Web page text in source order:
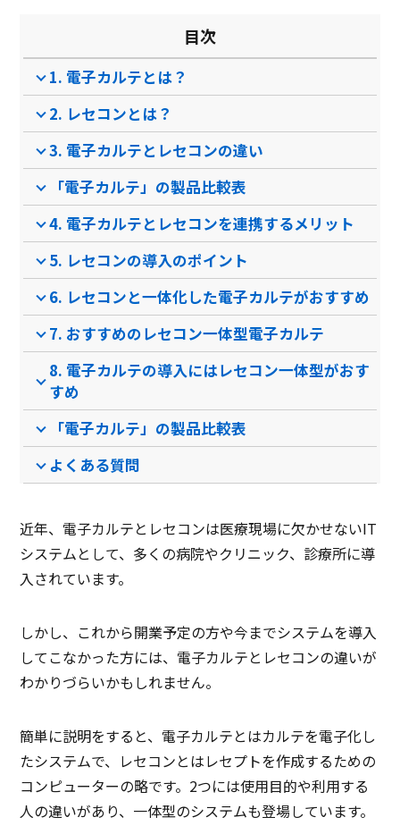
データ連携
実施歴参照機能
製品名
サービス資料
無料ダウンロード
ソフト種別
推奨環境
サポート
Medicom クラウドカル
テ
資料ダウンロード
クラウド型ソフト
ンブラウザ
電話 / メール / チャット
資料ダウンロード
クラウド型ソフト
電話 / メール / チャット
電話 /
目次
1. 電子カルテとは？
2. レセコンとは？
3. 電子カルテとレセコンの違い
「電子カルテ」の製品比較表
4. 電子カルテとレセコンを連携するメリット
5. レセコンの導入のポイント
6. レセコンと一体化した電子カルテがおすすめ
7. おすすめのレセコン一体型電子カルテ
8. 電子カルテの導入にはレセコン一体型がおす
すめ
「電子カルテ」の製品比較表
よくある質問
近年、電子カルテとレセコンは医療現場に欠かせないIT
システムとして、多くの病院やクリニック、診療所に導
入されています。
しかし、これから開業予定の方や今までシステムを導入
してこなかった方には、電子カルテとレセコンの違いが
わかりづらいかもしれません。
簡単に説明をすると、電子カルテとはカルテを電子化し
たシステムで、レセコンとはレセプトを作成するための
コンピューターの略です。2つには使用目的や利用する
人の違いがあり、一体型のシステムも登場しています。